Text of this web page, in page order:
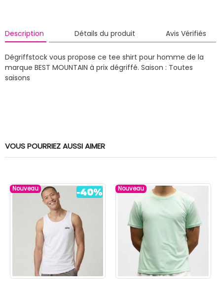
Description Détails du produit Avis Vérifiés
Dégriffstock vous propose ce tee shirt pour homme de la
marque BEST MOUNTAIN à prix dégriffé. Saison : Toutes
saisons
VOUS POURRIEZ AUSSI AIMER
Nouveau Nouveau